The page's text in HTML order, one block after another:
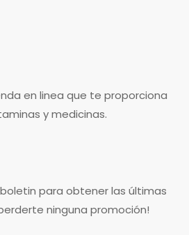
en linea que te proporciona
y medicinas.
para obtener las últimas
ninguna promoción!